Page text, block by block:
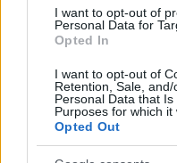
I want to opt-out of
Personal Data for
Opted In
I want to opt-out of
Retention, Sale,
Personal Data that
Purposes for which it
Opted Out